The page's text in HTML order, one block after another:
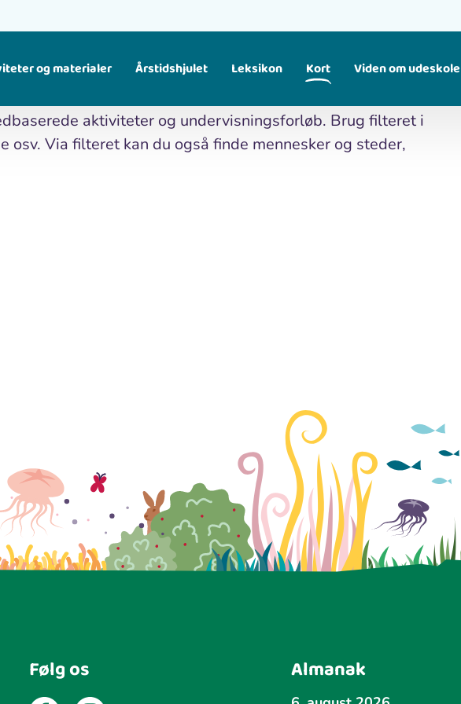
og materialer Årstidshjulet Leksikon Kort Viden om udeskole
aktiviteter og undervisningsforløb. Brug filteret i
osv. Via filteret kan du også finde mennesker og steder,
Følg os Almanak